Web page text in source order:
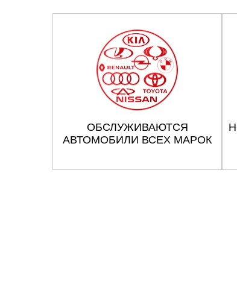
Тула
Челябинск
ОБСЛУЖИВАЮТСЯ
АВТОМОБИЛИ ВСЕХ МАРОК